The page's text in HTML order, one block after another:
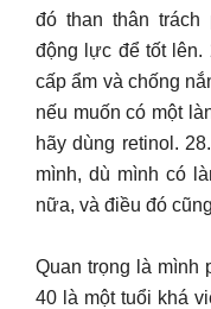
đó than thân trách
động lực để tốt lên.
cấp ẩm và chống
nếu muốn có một
hãy dùng retinol.
mình, dù mình có
nữa, và điều đó
Quan trọng là mình
40 là một tuổi khá